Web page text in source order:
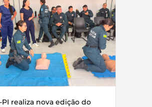
PI realiza nova edição do